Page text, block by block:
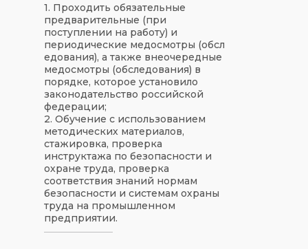
1. Проходить обязательные
предварительные (при
поступлении на работу) и
периодические медосмотры (обсл
едования), а также внеочередные
медосмотры (обследования) в
порядке, которое установило
законодательство российской
федерации;
2. Обучение с использованием
методических материалов,
стажировка, проверка
инструктажа по безопасности и
охране труда, проверка
соответствия знаний нормам
безопасности и системам охраны
труда на промышленном
предприятии.